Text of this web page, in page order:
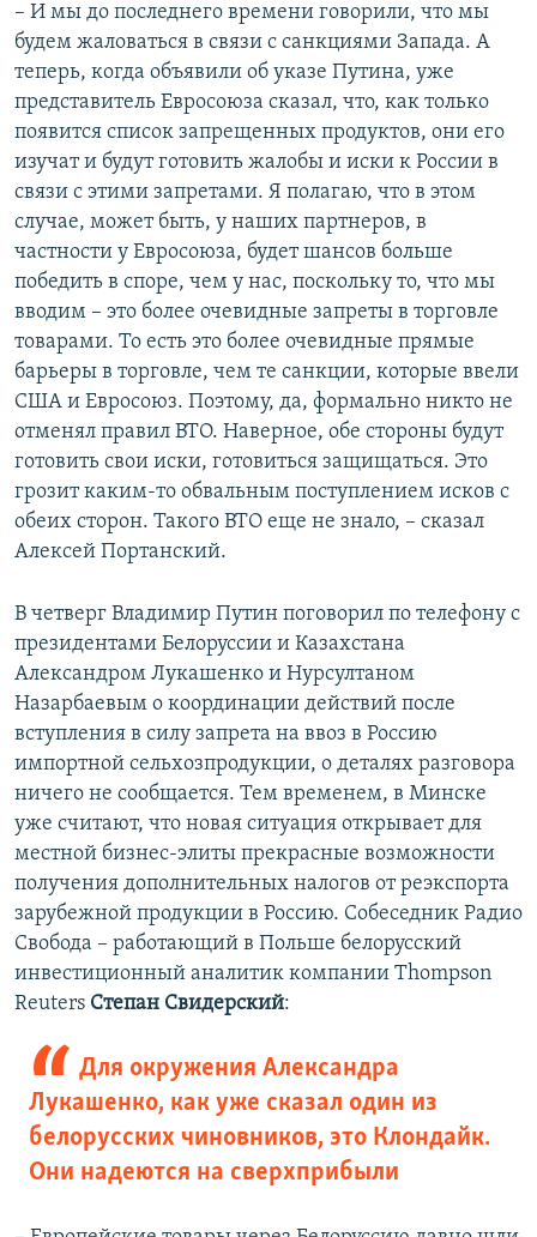
– И мы до последнего времени говорили, что мы
будем жаловаться в связи с санкциями Запада. А
теперь, когда объявили об указе Путина, уже
представитель Евросоюза сказал, что, как только
появится список запрещенных продуктов, они его
изучат и будут готовить жалобы и иски к России в
связи с этими запретами. Я полагаю, что в этом
случае, может быть, у наших партнеров, в
частности у Евросоюза, будет шансов больше
победить в споре, чем у нас, поскольку то, что мы
вводим – это более очевидные запреты в торговле
товарами. То есть это более очевидные прямые
барьеры в торговле, чем те санкции, которые ввели
США и Евросоюз. Поэтому, да, формально никто не
отменял правил ВТО. Наверное, обе стороны будут
готовить свои иски, готовиться защищаться. Это
грозит каким-то обвальным поступлением исков с
обеих сторон. Такого ВТО еще не знало, – сказал
Алексей Портанский.
В четверг Владимир Путин поговорил по телефону с
президентами Белоруссии и Казахстана
Александром Лукашенко и Нурсултаном
Назарбаевым о координации действий после
вступления в силу запрета на ввоз в Россию
импортной сельхозпродукции, о деталях разговора
ничего не сообщается. Тем временем, в Минске
уже считают, что новая ситуация открывает для
местной бизнес-элиты прекрасные возможности
получения дополнительных налогов от реэкспорта
зарубежной продукции в Россию. Собеседник Радио
Свобода – работающий в Польше белорусский
инвестиционный аналитик компании Thompson
Reuters Степан Свидерский:
Для окружения Александра
Лукашенко, как уже сказал один из
белорусских чиновников, это Клондайк.
Они надеются на сверхприбыли